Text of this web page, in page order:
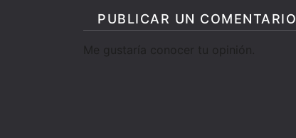
PUBLICAR UN COMENTARIO
Me gustaría conocer tu opinión.